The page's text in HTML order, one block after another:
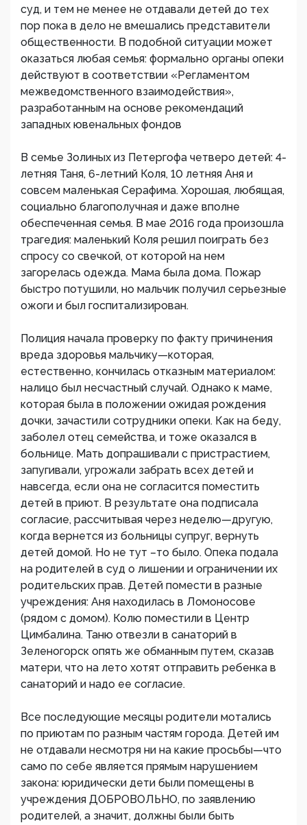
суд, и тем не менее не отдавали детей до тех
пор пока в дело не вмешались представители
общественности. В подобной ситуации может
оказаться любая семья: формально органы опеки
действуют в соответствии «Регламентом
межведомственного взаимодействия»,
разработанным на основе рекомендаций
западных ювенальных фондов
В семье Золиных из Петергофа четверо детей: 4-
летняя Таня, 6-летний Коля, 10 летняя Аня и
совсем маленькая Серафима. Хорошая, любящая,
социально благополучная и даже вполне
обеспеченная семья. В мае 2016 года произошла
трагедия: маленький Коля решил поиграть без
спросу со свечкой, от которой на нем
загорелась одежда. Мама была дома. Пожар
быстро потушили, но мальчик получил серьезные
ожоги и был госпитализирован.
Полиция начала проверку по факту причинения
вреда здоровья мальчику—которая,
естественно, кончилась отказным материалом:
налицо был несчастный случай. Однако к маме,
которая была в положении ожидая рождения
дочки, зачастили сотрудники опеки. Как на беду,
заболел отец семейства, и тоже оказался в
больнице. Мать допрашивали с пристрастием,
запугивали, угрожали забрать всех детей и
навсегда, если она не согласится поместить
детей в приют. В результате она подписала
согласие, рассчитывая через неделю—другую,
когда вернется из больницы супруг, вернуть
детей домой. Но не тут –то было. Опека подала
на родителей в суд о лишении и ограничении их
родительских прав. Детей помести в разные
учреждения: Аня находилась в Ломоносове
(рядом с домом). Колю поместили в Центр
Цимбалина. Таню отвезли в санаторий в
Зеленогорск опять же обманным путем, сказав
матери, что на лето хотят отправить ребенка в
санаторий и надо ее согласие.
Все последующие месяцы родители мотались
по приютам по разным частям города. Детей им
не отдавали несмотря ни на какие просьбы—что
само по себе является прямым нарушением
закона: юридически дети были помещены в
учреждения ДОБРОВОЛЬНО, по заявлению
родителей, а значит, должны были быть